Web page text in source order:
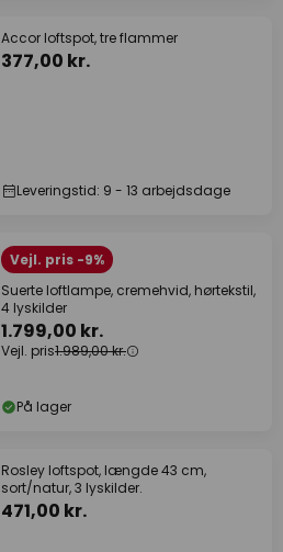
Accor loftspot, tre flammer
377,00 kr.
Leveringstid: 9 - 13 arbejdsdage
Vejl. pris -9%
Suerte loftlampe, cremehvid, hørtekstil,
4 lyskilder
1.799,00 kr.
Vejl. pris1.989,00 kr.
På lager
Rosley loftspot, længde 43 cm,
sort/natur, 3 lyskilder.
471,00 kr.